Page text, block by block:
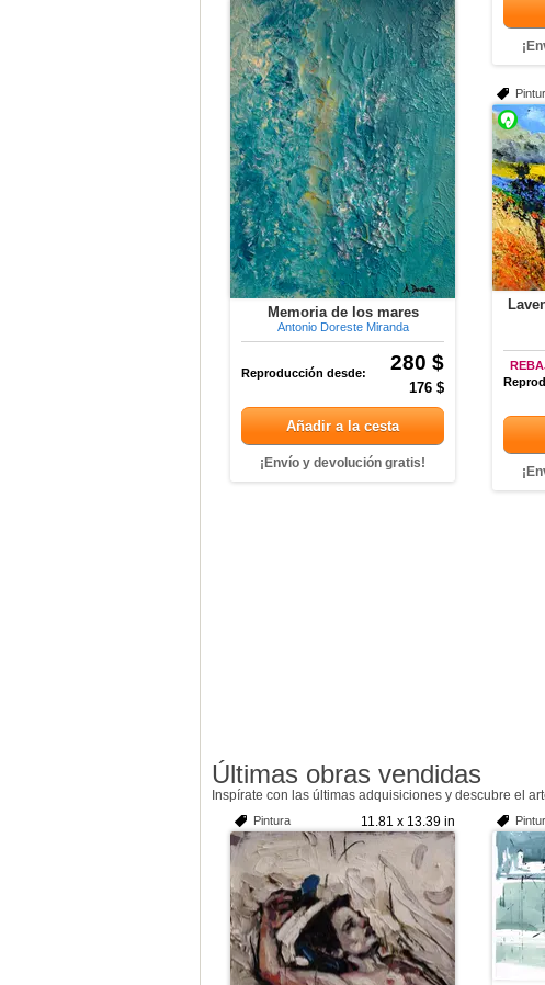
Memoria de los mares
Antonio Doreste Miranda
280 $
Reproducción desde:
176 $
Añadir a la cesta
¡Envío y devolución gratis!
Últimas obras vendidas
Inspírate con las últimas adquisiciones y descubre el
11.81 x 13.39 in
Pintura